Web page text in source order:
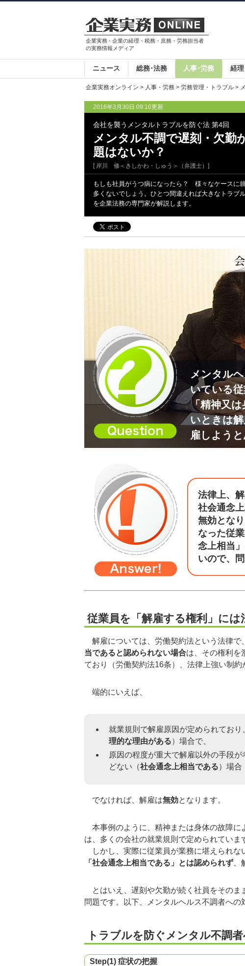
企業実務 - 企業の経理・税務・庶務・労務担当者
の実務情報メディア
ニュース 総務･法務 人事･労務 経
企業実務オンライン > 人事・労務 > 労務管理・トラブル >
2016年3月30日 09:10更新
会社を襲うメンタルトラブルを防ぐ法 第4回
メンタル不調で遅刻・欠勤
題はないか？
[ 岸川 修＜きしかわ・しゅう＞（弁護士）]
もしも社員がうつ病になったら？ 様々なケースに
多くないでしょう。ひとつ間違えれば大きなトラブ
を企業法務の専門家が解説します。
メンタル
いている
「精神又
いときは
雇しよう
法律上、
社会通念
無効とな
なった従
念上相当
いので、
従業員を「解雇する権利」には
解雇については、労働契約法という法律で
当であると認められない場合は、その権利を
ており（労働契約法16条）、法律上強い制約
端的にいえば、
就業規則で解雇原因が定められてお
理的な理由がある）場合で、
原因の程度が重大で解雇以外の手段
どない（社会通念上相当である）場合
でなければ、解雇は無効となります。
本事例のように、精神または身体の故障に
は、多くの会社の就業規則で定められていま
しかし、実際に従業員が業務に堪えられな
「社会通念上相当である」とは認められず
とはいえ、遅刻や欠勤が続く社員をそのま
問題です。以下、メンタルヘルス不調者への
トラブルを防ぐメンタル不調
Step(1) 症状の把握